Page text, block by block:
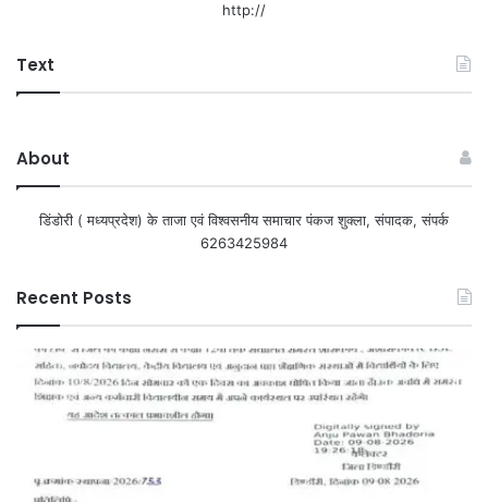
http://
Text
About
डिंडोरी ( मध्यप्रदेश) के ताजा एवं विश्वसनीय समाचार पंकज शुक्ला, संपादक, संपर्क
6263425984
Recent Posts